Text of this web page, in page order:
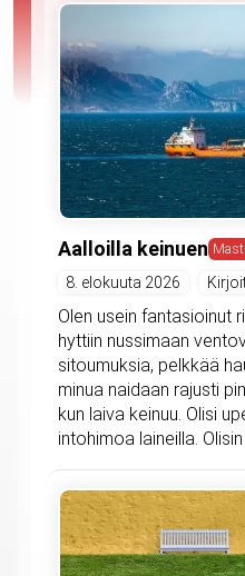
Aalloilla keinuen
8. elokuuta 2026
Olen usein fantasioinut
hyttiin nussimaan
sitoumuksia, pelkkää
minua naidaan rajusti
kun laiva keinuu. Olisi
intohimoa laineilla.